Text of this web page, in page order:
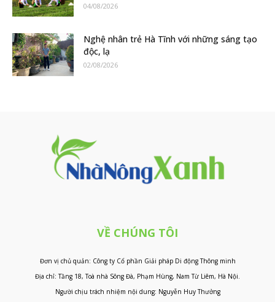
04/08/2026
Nghệ nhân trẻ Hà Tĩnh với những sáng tạo
độc, lạ
02/08/2026
VỀ CHÚNG TÔI
Đơn vị chủ quản: Công ty Cổ phần Giải pháp Di động Thông minh
Địa chỉ: Tầng 18, Toà nhà Sông Đà, Phạm Hùng, Nam Từ Liêm, Hà Nội.
Người chịu trách nhiệm nội dung: Nguyễn Huy Thưởng